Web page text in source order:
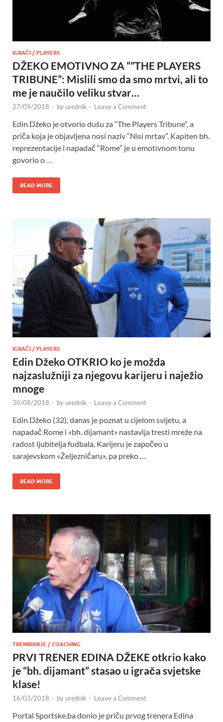
IGRAČI / PLAYERS
DŽEKO EMOTIVNO ZA “”THE PLAYERS
TRIBUNE”: Mislili smo da smo mrtvi, ali to
me je naučilo veliku stvar…
27/09/2018 - byurednik - Leave a Comment
Edin Džeko je otvorio dušu za “The Players Tribune”, a
priča koja je objavljena nosi naziv “Nisi mrtav”. Kapiten bh.
reprezentacije i napadač “Rome” je u emotivnom tonu
govorio o …
READ MORE
IGRAČI / PLAYERS
Edin Džeko OTKRIO ko je možda
najzaslužniji za njegovu karijeru i naježio
mnoge
30/08/2018 - byurednik - Leave a Comment
Edin Džeko (32), danas je poznat u cijelom svijetu, a
napadač Rome i «bh. dijamant» nastavlja tresti mreže na
radost ljubitelja fudbala. Karijeru je započeo u
sarajevskom «Željezničaru», pa preko …
READ MORE
TRENIRANJE / COACHING
PRVI TRENER EDINA DŽEKE otkrio kako
je “bh. dijamant” stasao u igrača svjetske
klase!
16/03/2018 - byurednik - Leave a Comment
Portal Sportske.ba donio je priču prvog trenera Edina